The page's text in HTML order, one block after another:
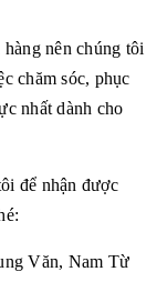
nên chúng tôi
chăm sóc, phục
nhất dành cho
để nhận được
Văn, Nam Từ